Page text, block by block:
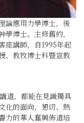
論應用力學博士，後
博士。主修舊約，
座講師，自1995年起
、教牧博士科暨宣教
道，都能在見識獨具
化的面向，懇切、熱
力的華人奮興佈道培